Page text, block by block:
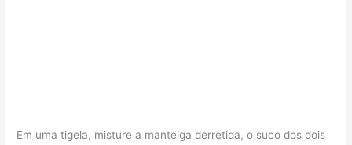
Em uma tigela, misture a manteiga derretida, o suco dos dois